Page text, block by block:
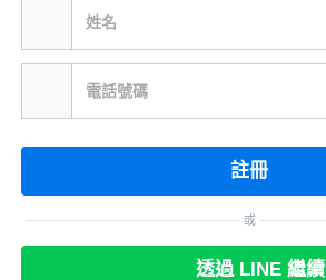
姓名
電話號碼
註冊
或
透過 LINE 繼續